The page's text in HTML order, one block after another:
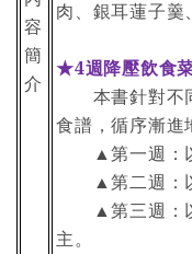
容
簡
介
肉、銀耳蓮子
★4週降壓飲食
本書針對不
食譜，循序漸進
▲第一週：
▲第二週：
▲第三週：
主。